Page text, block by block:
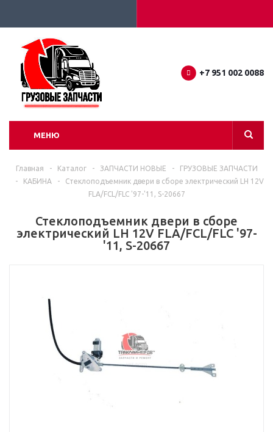
+7 951 002 0088
МЕНЮ
Главная - Каталог - ЗАПЧАСТИ НОВЫЕ -
ГРУЗОВЫЕ ЗАПЧАСТИ
-
КАБИНА -
Стеклоподъемник двери в сборе электрический LH 12V
FLA/FCL/FLC '97-'11, S-20667
Стеклоподъемник двери в сборе
электрический LH 12V FLA/FCL/FLC '97-
'11, S-20667